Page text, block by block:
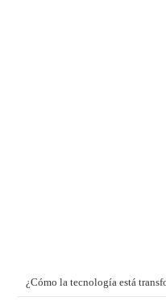
¿Cómo la tecnología está